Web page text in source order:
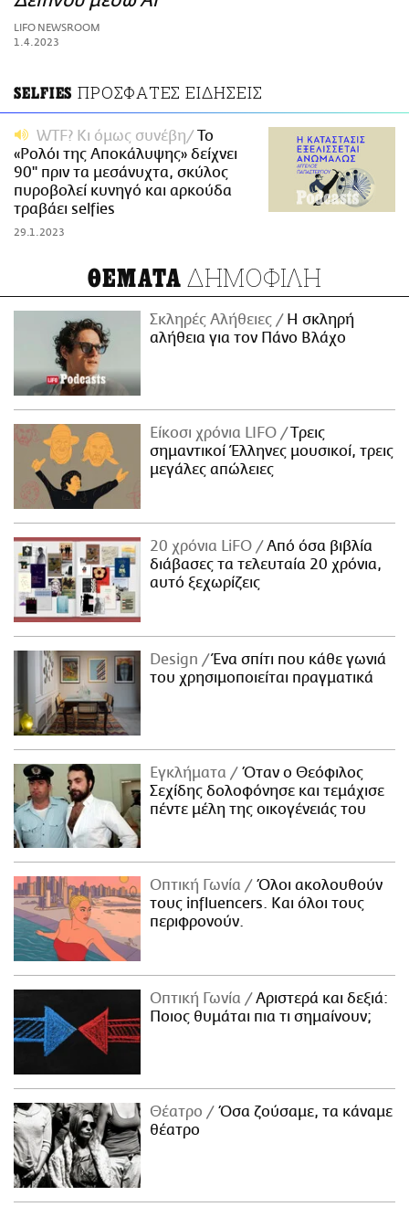
ΑΜΠΑ
PRINT
LIFO NEWSROOM
1.4.2023
SELFIES ΠΡΟΣΦΑΤΕΣ ΕΙΔΗΣΕΙΣ
WTF? Κι όμως συνέβη
Το
«Ρολόι της Αποκάλυψης» δείχνει
90'' πριν τα μεσάνυχτα, σκύλος
πυροβολεί κυνηγό και αρκούδα
τραβάει selfies
29.1.2023
ΘΕΜΑΤΑ ΔΗΜΟΦΙΛΗ
Σκληρές Αλήθειες
H σκληρή
αλήθεια για τον Πάνο Βλάχο
Είκοσι χρόνια LIFO
Tρεις
σημαντικοί Έλληνες μουσικοί, τρεις
μεγάλες απώλειες
20 χρόνια LiFO
Από όσα βιβλία
διάβασες τα τελευταία 20 χρόνια,
αυτό ξεχωρίζεις
Design
Ένα σπίτι που κάθε γωνιά
του χρησιμοποιείται πραγματικά
Εγκλήματα
Όταν ο Θεόφιλος
Σεχίδης δολοφόνησε και τεμάχισε
πέντε μέλη της οικογένειάς του
Οπτική Γωνία
Όλοι ακολουθούν
τους influencers. Και όλοι τους
περιφρονούν.
Οπτική Γωνία
Αριστερά και δεξιά:
Ποιος θυμάται πια τι σημαίνουν;
Θέατρο
Όσα ζούσαμε, τα κάναμε
θέατρο